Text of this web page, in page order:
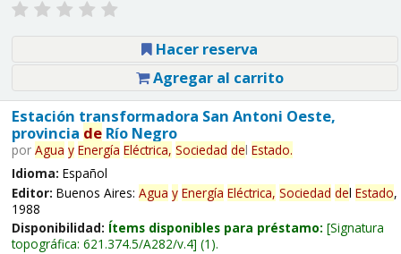
Hacer reserva
Agregar al carrito
Estación transformadora San Antoni Oeste,
provincia deRío Negro
por Agua y Energía Eléctrica, Sociedad del Estado.
Idioma: Español
Editor: Buenos Aires: Agua y Energía Eléctrica, Sociedad del Estado,
1988
Disponibilidad: Ítems disponibles para préstamo: Signatura
topográfica: 621.374.5/A282/v.4 (1).